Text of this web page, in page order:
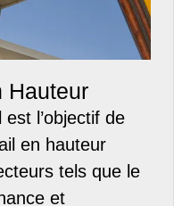
Hauteur
l’objectif de
en hauteur
tels que le
et